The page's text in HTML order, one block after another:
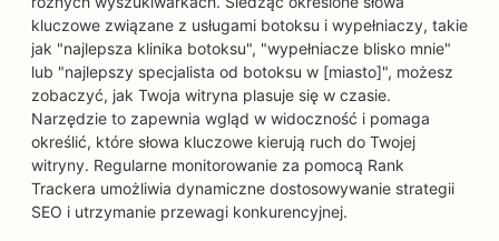
kluczowe związane z usługami botoksu i wypełniaczy, takie
jak "najlepsza klinika botoksu", "wypełniacze blisko mnie"
lub "najlepszy specjalista od botoksu w [miasto]", możesz
zobaczyć, jak Twoja witryna plasuje się w czasie.
Narzędzie to zapewnia wgląd w widoczność i pomaga
określić, które słowa kluczowe kierują ruch do Twojej
witryny. Regularne monitorowanie za pomocą Rank
Trackera umożliwia dynamiczne dostosowywanie strategii
SEO i utrzymanie przewagi konkurencyjnej.